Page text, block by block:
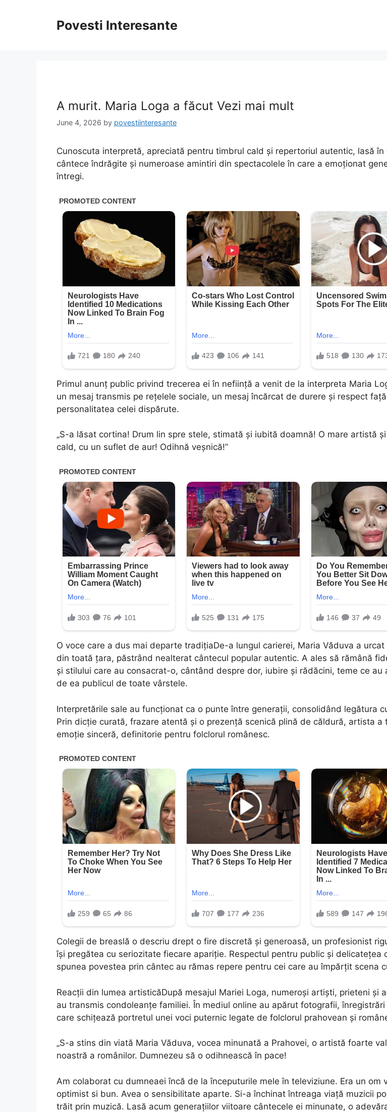
Povesti Interesante
A murit. Maria Loga a făcut Vezi mai mult
June 4, 2026 by povestiinteresante
Cunoscuta interpretă, apreciată pentru timbrul cald și repertoriul autentic, lasă în
cântece îndrăgite și numeroase amintiri din spectacolele în care a emoționat
întregi.
Primul anunț public privind trecerea ei în neființă a venit de la interpreta Maria
un mesaj transmis pe rețelele sociale, un mesaj încărcat de durere și respect
personalitatea celei dispărute.
„S-a lăsat cortina! Drum lin spre stele, stimată și iubită doamnă! O mare artistă
cald, cu un suflet de aur! Odihnă veșnică!”
O voce care a dus mai departe tradițiaDe-a lungul carierei, Maria Văduva a urcat
din toată țara, păstrând nealterat cântecul popular autentic. A ales să rămână
și stilului care au consacrat-o, cântând despre dor, iubire și rădăcini, teme ce au
de ea publicul de toate vârstele.
Interpretările sale au funcționat ca o punte între generații, consolidând legătura
Prin dicție curată, frazare atentă și o prezență scenică plină de căldură, artista a
emoție sinceră, definitorie pentru folclorul românesc.
Colegii de breaslă o descriu drept o fire discretă și generoasă, un profesionist
își pregătea cu seriozitate fiecare apariție. Respectul pentru public și delicatețea
spunea povestea prin cântec au rămas repere pentru cei care au împărțit scena
Reacții din lumea artisticăDupă mesajul Mariei Loga, numeroși artiști, prieteni și
au transmis condoleanțe familiei. În mediul online au apărut fotografii,
care schițează portretul unei voci puternic legate de folclorul prahovean și
„S-a stins din viată Maria Văduva, vocea minunată a Prahovei, o artistă foarte
noastră a românilor. Dumnezeu să o odihnească în pace!
Am colaborat cu dumneaei încă de la începuturile mele în televiziune. Era un om
optimist si bun. Avea o sensibilitate aparte. Si-a închinat întreaga viață muzicii
trăit prin muzică. Lasă acum generațiilor viitoare cântecele ei minunate, o